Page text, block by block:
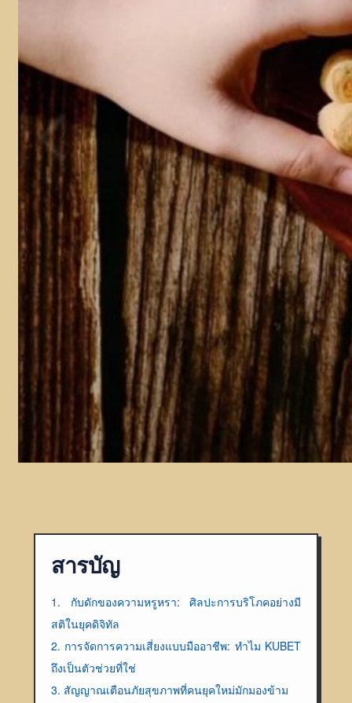
สารบัญ
1. กับดักของความหรูหรา: ศิลปะการบริโภคอย่างมี
สติในยุคดิจิทัล
2. การจัดการความเสี่ยงแบบมืออาชีพ: ทำไม KUBET
ถึงเป็นตัวช่วยที่ใช่
3. สัญญาณเตือนภัยสุขภาพที่คนยุคใหม่มักมองข้าม